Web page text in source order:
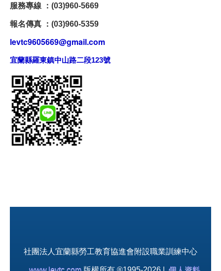
服務專線 ：(03)960-5669
報名傳真 ：(03)960-5359
levtc9605669@gmail.com
宜蘭縣羅東鎮中山路二段123號
社團法人宜蘭縣勞工教育協進會附設職業訓練中心